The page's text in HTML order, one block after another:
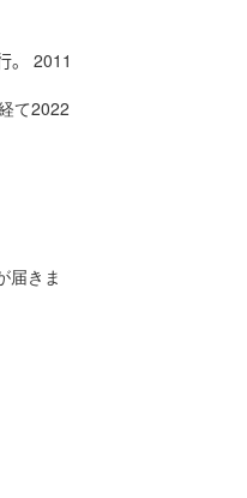
2011
て2022
届きま